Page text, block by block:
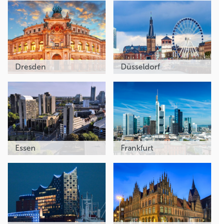
Dresden Düsseldorf
Essen Frankfurt